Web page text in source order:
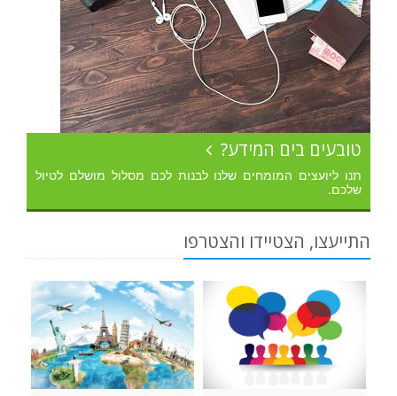
טובעים בים המידע?
תנו ליועצים המומחים שלנו לבנות לכם מסלול מושלם לטיול
שלכם.
התייעצו, הצטיידו והצטרפו